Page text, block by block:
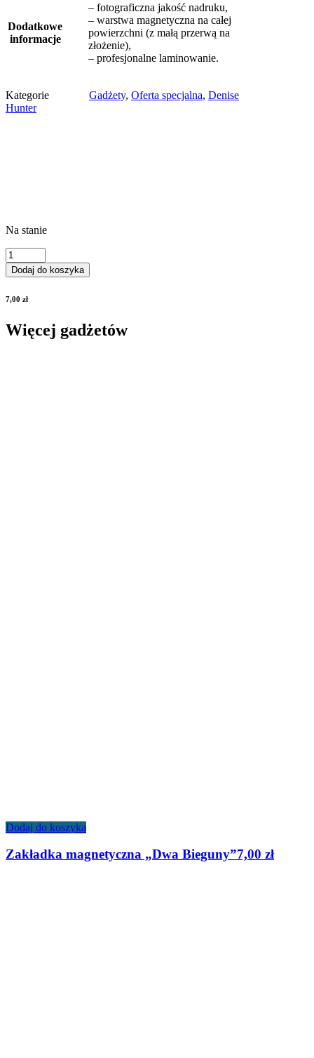
Dodatkowe
informacje
– fotograficzna jakość nadruku,
– warstwa magnetyczna na całej
powierzchni (z małą przerwą na
złożenie),
– profesjonalne laminowanie.
Kategorie Gadżety, Oferta specjalna, Denise
Hunter
Na stanie
ilość
Zakładka
magnetyczna
w
Dodaj do koszyka
7,00 zł
Więcej gadżetów
Dodaj do koszyka
Zakładka magnetyczna „Dwa Bieguny”7,00 zł